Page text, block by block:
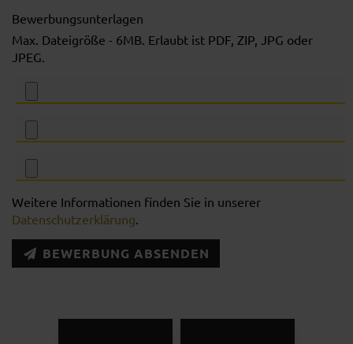
Bewerbungsunterlagen
Max. Dateigröße - 6MB. Erlaubt ist PDF, ZIP, JPG oder
JPEG.
Weitere Informationen finden Sie in unserer
Datenschutzerklärung.
BEWERBUNG ABSENDEN